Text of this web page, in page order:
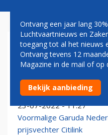
CITILINK
Piloot Indonesische
cockpit, toestel landt veilig
23-07-2022 - 11:27
Voormalige Garuda
prijsvechter Citilink
Ontvang een jaar lang
Luchtvaartnieuws en
toegang tot al het nieuws
Ontvang tevens 12
Magazine in de mail of op
Bekijk aanbieding